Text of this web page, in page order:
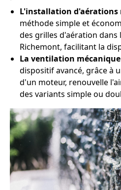
L'installation d'aérations
méthode simple et
des grilles d'aération dans
Richemont, facilitant la
La ventilation
dispositif avancé, grâce à
d'un moteur, renouvelle
des variants simple ou